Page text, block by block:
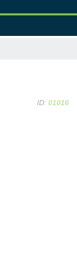
ID: 01016